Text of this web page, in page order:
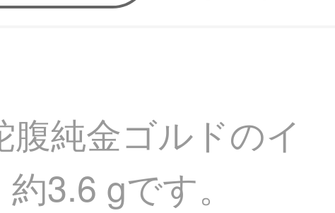
腹純金ゴルドのイ
3.6 gです。